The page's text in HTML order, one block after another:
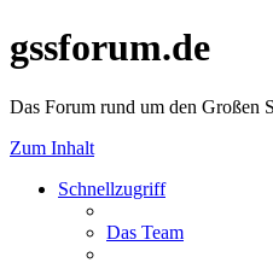
gssforum.de
Das Forum rund um den Großen
Zum Inhalt
Schnellzugriff
Das Team